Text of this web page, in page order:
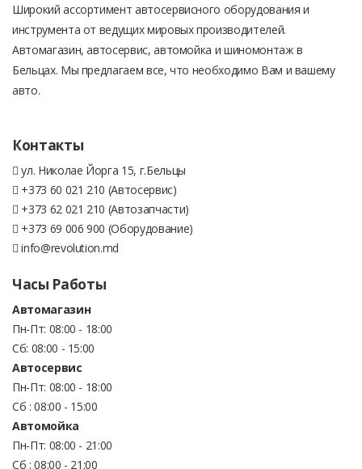
Широкий ассортимент автосервисного оборудования и
инструмента от ведущих мировых производителей.
Автомагазин, автосервис, автомойка и шиномонтаж в
Бельцах. Мы предлагаем все, что необходимо Вам и вашему
авто.
Контакты
ул. Николае Йорга 15, г.Бельцы
+373 60 021 210 (Автосервис)
+373 62 021 210 (Автозапчасти)
+373 69 006 900 (Оборудование)
info@revolution.md
Часы Работы
Автомагазин
Пн-Пт: 08:00 - 18:00
Сб: 08:00 - 15:00
Автосервис
Пн-Пт: 08:00 - 18:00
Сб : 08:00 - 15:00
Автомойка
Пн-Пт: 08:00 - 21:00
Сб : 08:00 - 21:00